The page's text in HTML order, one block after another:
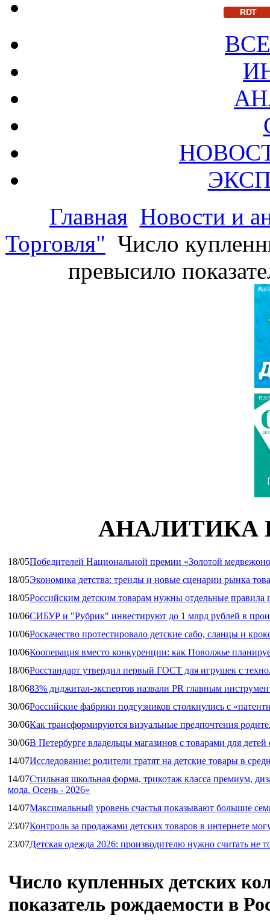
RDT
Главная Новости и
Торговля" Число
превысило
АНАЛИТИКА
18/05Победителей Национальной премии «Золотой
18/05Экономика детства: тренды и новые сценарии рынка
18/05Российским детским товарам нужны отдельные правила
10/06СИБУР и "Рубрик" инвестируют до 1 млрд рублей в
10/06Роскачество протестировало детские сабо, сланцы и
10/06Кооперация вместо конкуренции: как Поволжье
18/06Росстандарт утвердил первый ГОСТ для игрушек с
18/0683% диджитал‑экспертов назвали PR главным
30/06Российские фабрики подгузников столкнулись с
30/06Как трансформируются визуальные предпочтения
30/06В Петербурге владельцы магазинов с товарами для
14/07Исследование: родители тратят на детские товары в
14/07Стильная школьная форма, трикотаж класса премиум,
мода. Осень - 2026»
14/07Максимальный уровень счастья показывают большие
23/07Контроль за продажами детских товаров в интернете
23/07Детская одежда 2026: производителю нужно считать не
Число купленных детских
показатель рождаемости в